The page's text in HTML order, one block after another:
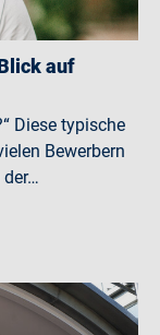
auf
Diese typische
Bewerbern